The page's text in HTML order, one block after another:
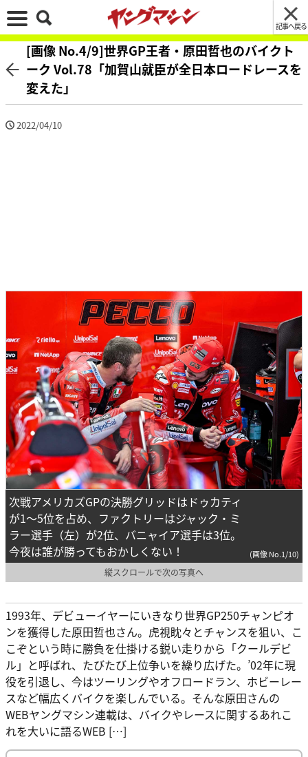
記事へ戻る
[画像 No.4/9]世界GP王者・原田哲也のバイクト
ーク Vol.78「加賀山就臣が全日本ロードレースを
変えた」
2022/04/10
次戦アメリカズGPの決勝グリッドはドゥカティ
が1～5位を占め、ファクトリーはジャック・ミ
ラー選手（左）が2位、バニャイア選手は3位。
今夜は誰が勝ってもおかしくない！
(画像 No.1/10)
縦スクロールで次の写真へ
1993年、デビューイヤーにいきなり世界GP250チャンピオ
ンを獲得した原田哲也さん。虎視眈々とチャンスを狙い、こ
こぞという時に勝負を仕掛ける鋭い走りから「クールデビ
ル」と呼ばれ、たびたび上位争いを繰り広げた。’02年に現
役を引退し、今はツーリングやオフロードラン、ホビーレー
スなど幅広くバイクを楽しんでいる。そんな原田さんの
WEBヤングマシン連載は、バイクやレースに関するあれこ
れを大いに語るWEB […]